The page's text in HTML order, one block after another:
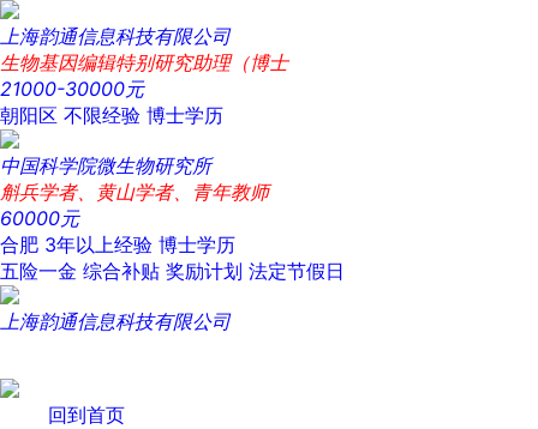
上海韵通信息科技有限公司
生物基因编辑特别研究助理（博士
21000-30000元
朝阳区 不限经验 博士学历
中国科学院微生物研究所
斛兵学者、黄山学者、青年教师
60000元
合肥 3年以上经验 博士学历
五险一金 综合补贴 奖励计划 法定节假日
上海韵通信息科技有限公司
回到首页